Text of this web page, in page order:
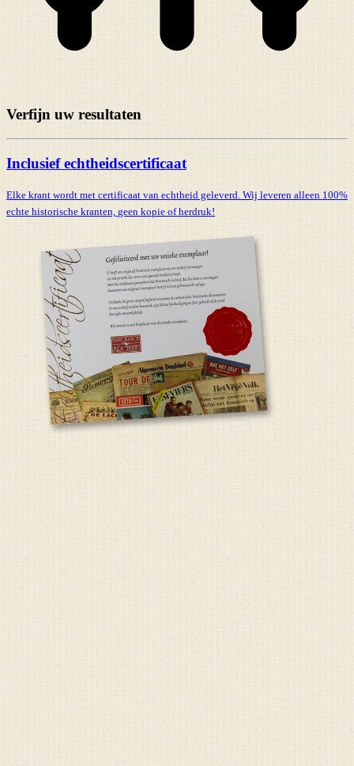
Verfijn uw resultaten
Inclusief echtheidscertificaat
Elke krant wordt met certificaat van echtheid geleverd. Wij leveren alleen 100%
echte historische kranten, geen kopie of herdruk!